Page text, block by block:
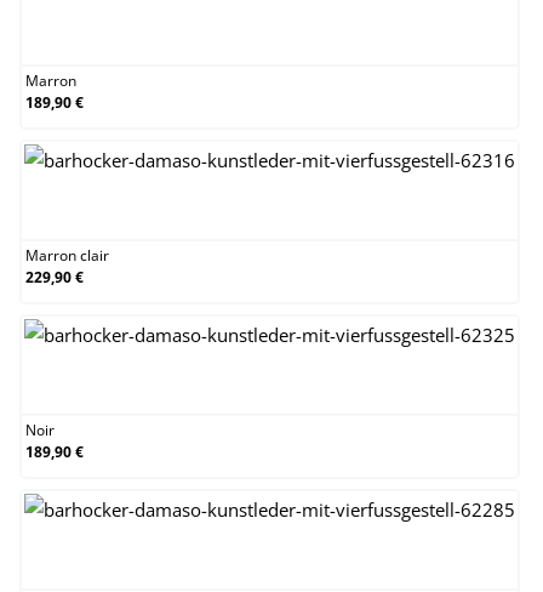
Marron
189,90 €
Marron clair
229,90 €
Noir
189,90 €